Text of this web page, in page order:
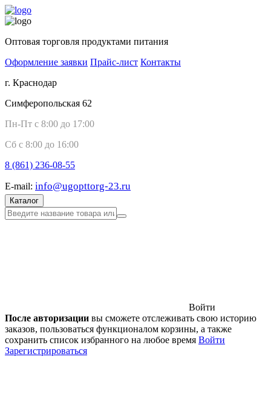
Оптовая торговля продуктами питания
Оформление заявки Прайс-лист Контакты
г. Краснодар
Симферопольская 62
Пн-Пт с 8:00 до 17:00
Сб с 8:00 до 16:00
8 (861) 236-08-55
E-mail: info@ugopttorg-23.ru
Каталог
Войти
После авторизации вы сможете отслеживать свою историю
заказов, пользоваться функционалом корзины, а также
сохранить список избранного на любое время Войти
Зарегистрироваться